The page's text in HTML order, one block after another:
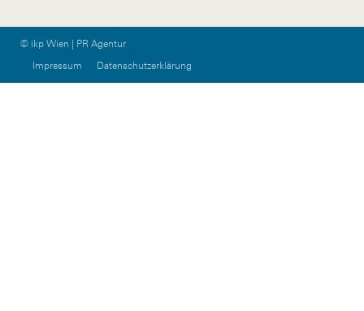
© ikp Wien | PR Agentur
Impressum
Datenschutzerklärung